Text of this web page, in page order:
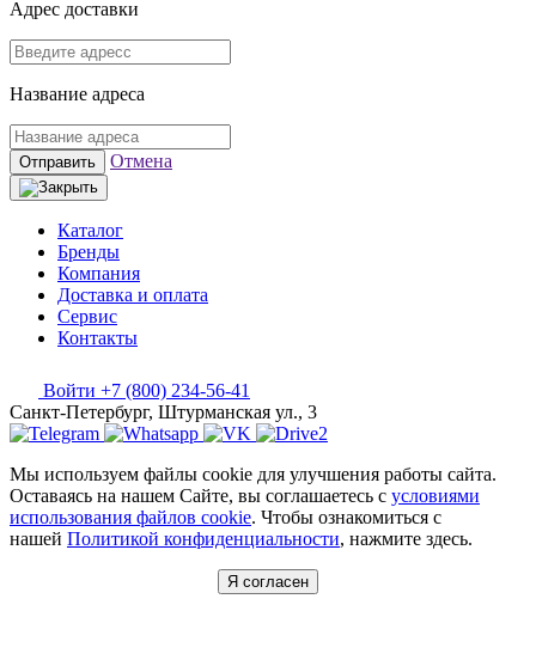
Адрес доставки
Название адреса
Отправить Отмена
Каталог
Бренды
Компания
Доставка и оплата
Сервис
Контакты
Войти +7 (800) 234-56-41
Санкт-Петербург, Штурманская ул., 3
Мы используем файлы cookie для улучшения работы сайта.
Оставаясь на нашем Сайте, вы соглашаетесь с условиями
использования файлов cookie. Чтобы ознакомиться с
нашей Политикой конфиденциальности, нажмите здесь.
Я согласен